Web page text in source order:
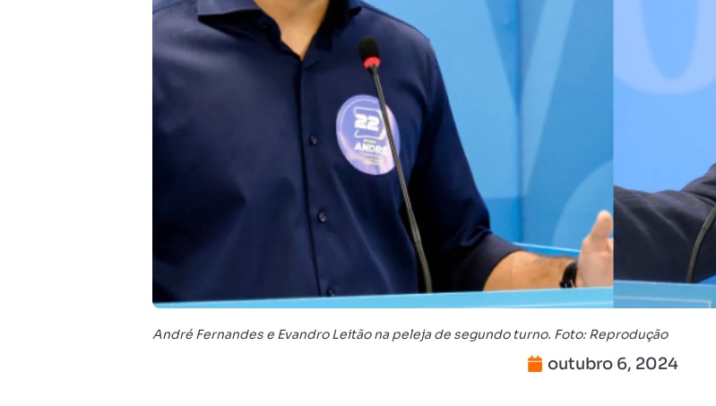
André Fernandes e Evandro Leitão na peleja de segundo turno. Foto: Reprodução
outubro 6, 2024